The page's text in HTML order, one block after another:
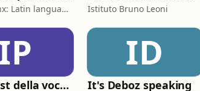
Satura Lanx: Latin language and literature for beginners. Istituto Bruno Leoni
Il Podcast della voce e del canto
ID
It's Deboz speaking